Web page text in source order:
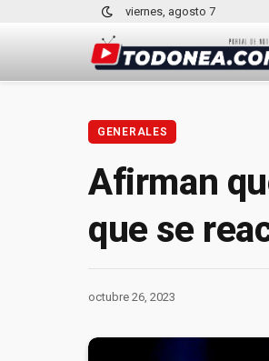
viernes, agosto 7
GENERALES
Afirman
que se
octubre 26, 2023